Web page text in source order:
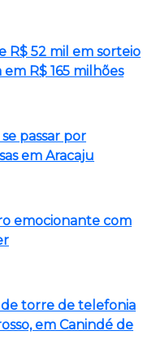
R$ 52 mil em sorteio
R$ 165 milhões
passar por
em Aracaju
emocionante com
de torre de telefonia
em Canindé de